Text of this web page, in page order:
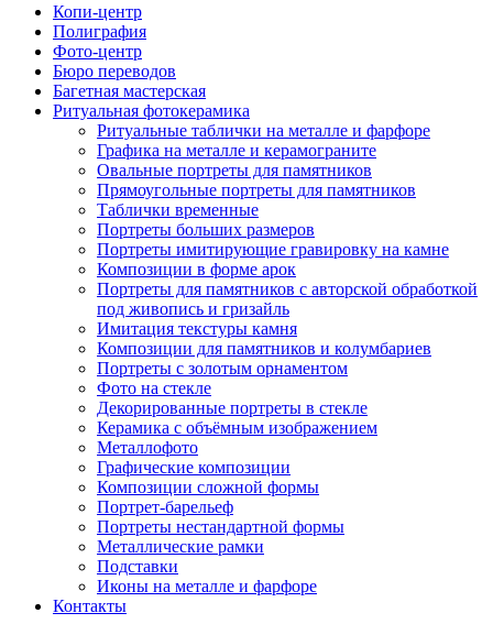
Копи-центр
Полиграфия
Фото-центр
Бюро переводов
Багетная мастерская
Ритуальная фотокерамика
Ритуальные таблички на металле и фарфоре
Графика на металле и керамограните
Овальные портреты для памятников
Прямоугольные портреты для памятников
Таблички временные
Портреты больших размеров
Портреты имитирующие гравировку на камне
Композиции в форме арок
Портреты для памятников с авторской обработкой
под живопись и гризайль
Имитация текстуры камня
Композиции для памятников и колумбариев
Портреты с золотым орнаментом
Фото на стекле
Декорированные портреты в стекле
Керамика с объёмным изображением
Металлофото
Графические композиции
Композиции сложной формы
Портрет-барельеф
Портреты нестандартной формы
Металлические рамки
Подставки
Иконы на металле и фарфоре
Контакты